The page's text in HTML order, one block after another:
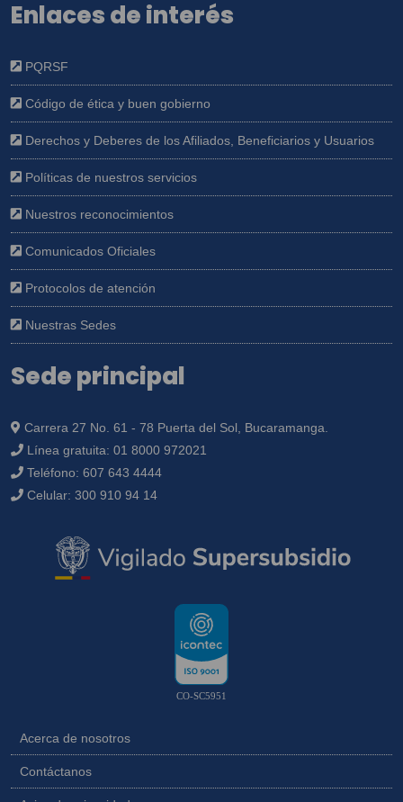
Enlaces de interés
PQRSF
Código de ética y buen gobierno
Derechos y Deberes de los Afiliados, Beneficiarios y Usuarios
Políticas de nuestros servicios
Nuestros reconocimientos
Comunicados Oficiales
Protocolos de atención
Nuestras Sedes
Sede principal
Carrera 27 No. 61 - 78 Puerta del Sol, Bucaramanga.
Línea gratuita: 01 8000 972021
Teléfono: 607 643 4444
Celular: 300 910 94 14
CO-SC5951
Acerca de nosotros
Contáctanos